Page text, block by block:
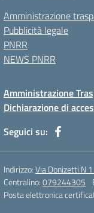
Amministrazione
Pubblicità legale
PNRR
NEWS PNRR
Amministrazione
Dichiarazione di
Seguici su:
Indirizzo:Via Donizetti N
Centralino:079244305
Posta elettronica